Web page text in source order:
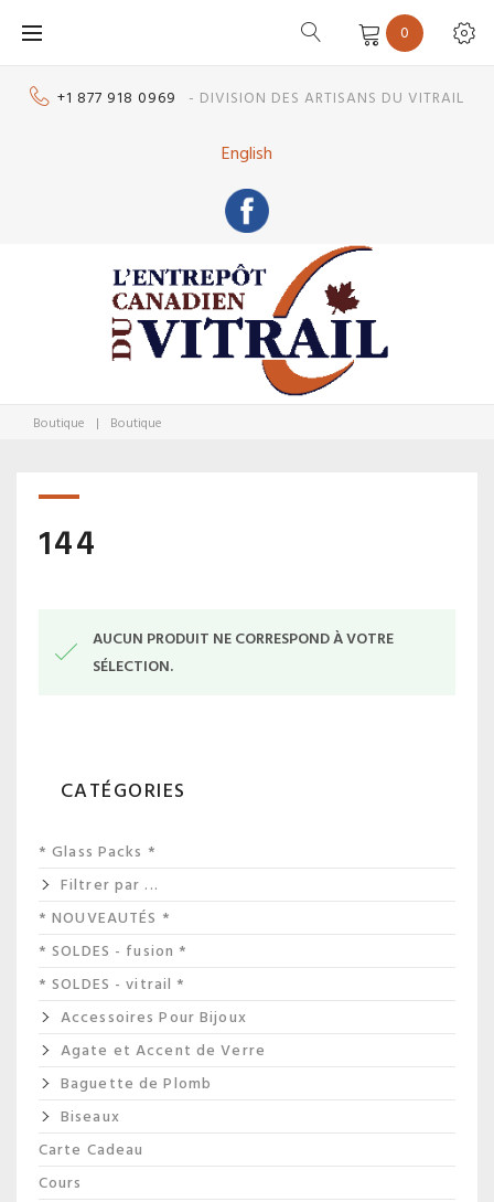
0
+1 877 918 0969 - DIVISION DES ARTISANS DU VITRAIL
English
Boutique | Boutique
144
AUCUN PRODUIT NE CORRESPOND À VOTRE
SÉLECTION.
CATÉGORIES
* Glass Packs *
Filtrer par ...
* NOUVEAUTÉS *
* SOLDES - fusion *
* SOLDES - vitrail *
Accessoires Pour Bijoux
Agate et Accent de Verre
Baguette de Plomb
Biseaux
Carte Cadeau
Cours